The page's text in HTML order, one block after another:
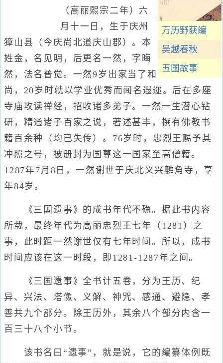
万历野获编
吴越春秋
五国故事
（高丽熙宗二年）六
月十一日，生于庆州
獐山县（今庆尚北道庆山郡）。本
姓金，名见明，后更名一然，字晦
然，法名普觉。一然9岁出家当了和
尚，20岁时就以学业优秀而闻名遐迩。后在多座
寺庙攻读禅经，招收诸多弟子。一然一生潜心钻
研，精通诸子百家之说，著述甚丰，撰有佛教书
籍百余种（均已失传）。76岁时，忠烈王赐予其
冲照之号，被册封为国尊这一国家至高僧籍。
1287年7月8日，一然谢世于庆北义兴麟角寺，享
年84岁。
《三国遗事》的成书年代不确。据此书内容
所载，最终年代为高丽忠烈王七年（1281）之
事，此时距一然谢世仅有七年时间。所以，成书
时间应该在这一时段，即1281-1287年之间。
《三国遗事》全书计五卷，分为王历、纪
异、兴法、塔像、义解、神咒、感通、避隐、孝
善共九个部分。除王历外，其余八个部分内含一
百三十八个小节。
该书名曰“遗事”，就是说，它的编纂体例既